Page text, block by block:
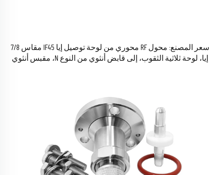
سعر المصنع: محول RF محوري من لوحة توصيل إيا IF45 مقاس 7/8
إيا، لوحة ثلاثية الثقوب، إلى قابض أنثوي من النوع N، مقبس أنثوي